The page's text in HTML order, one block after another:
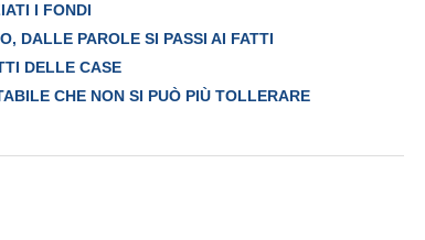
I FONDI
DALLE PAROLE SI PASSI AI FATTI
DELLE CASE
CHE NON SI PUÒ PIÙ TOLLERARE